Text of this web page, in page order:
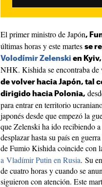
El primer ministro de Japón,
últimas horas y este martes se
Volodímir Zelenski en Kyiv,
NHK. Kishida se encontraba
de volver hacia Japón, tal
dirigido hacia Polonia,
para entrar en territorio
japonés desde que empezó la
que Zelenski ha ido recibiendo
desplazar hasta su país en
de Fumio Kishida coincide con
a Vladímir Putin en Rusia. Su
de cuatro horas y cuando se
siguieron con atención. Este